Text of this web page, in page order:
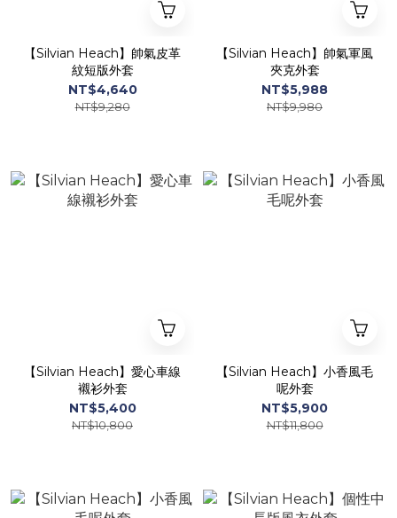
【Silvian Heach】帥氣皮革
紋短版外套
NT$4,640
NT$9,280
【Silvian Heach】帥氣軍風
夾克外套
NT$5,988
NT$9,980
【Silvian Heach】愛心車線
襯衫外套
NT$5,400
NT$10,800
【Silvian Heach】小香風毛
呢外套
NT$5,900
NT$11,800